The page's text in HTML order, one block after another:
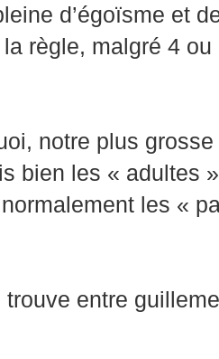
d’égoïsme et
règle, malgré 4
notre plus
bien les « adultes
les «
trouve entre